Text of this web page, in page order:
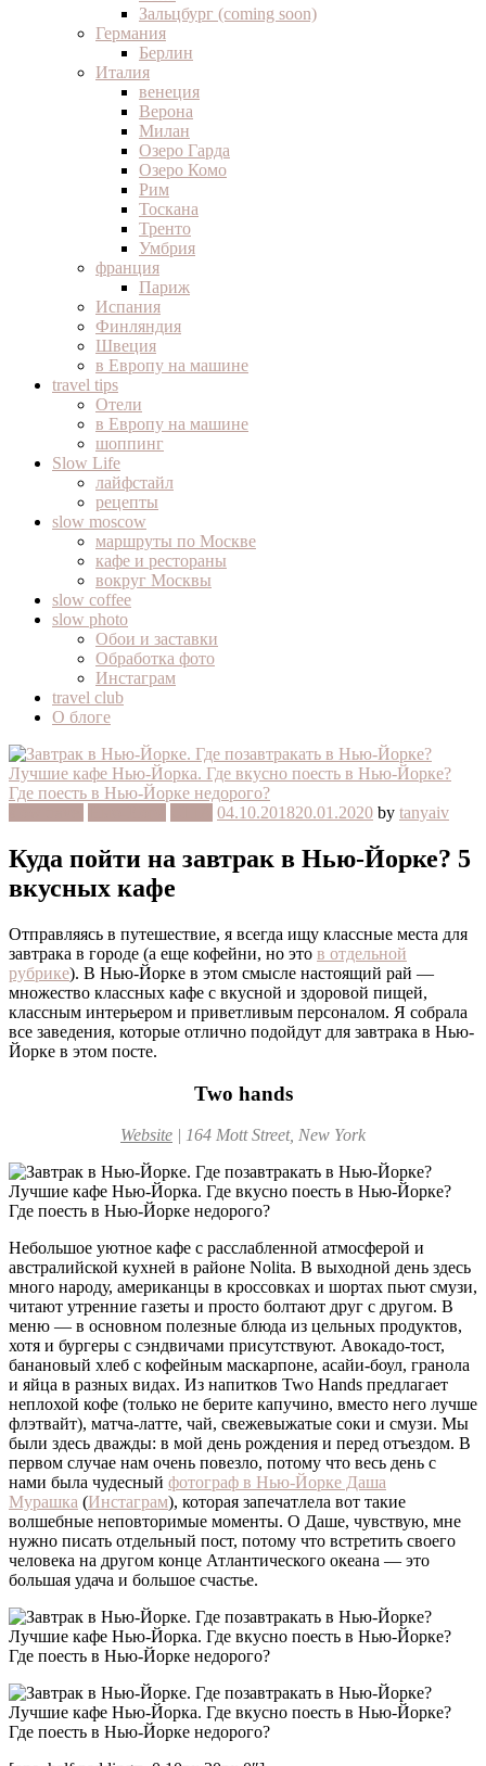
Зальцбург (coming soon)
Германия
Берлин
Италия
венеция
Верона
Милан
Озеро Гарда
Озеро Комо
Рим
Тоскана
Тренто
Умбрия
франция
Париж
Испания
Финляндия
Швеция
в Европу на машине
travel tips
Отели
в Европу на машине
шоппинг
Slow Life
лайфстайл
рецепты
slow moscow
маршруты по Москве
кафе и рестораны
вокруг Москвы
slow coffee
slow photo
Обои и заставки
Обработка фото
Инстаграм
travel club
О блоге
04.10.201820.01.2020 by tanyaiv
Куда пойти на завтрак в Нью-Йорке? 5
вкусных кафе
Отправляясь в путешествие, я всегда ищу классные места для
завтрака в городе (а еще кофейни, но это в отдельной
рубрике). В Нью-Йорке в этом смысле настоящий рай —
множество классных кафе с вкусной и здоровой пищей,
классным интерьером и приветливым персоналом. Я собрала
все заведения, которые отлично подойдут для завтрака в Нью-
Йорке в этом посте.
Two hands
Website | 164 Mott Street, New York
Небольшое уютное кафе с расслабленной атмосферой и
австралийской кухней в районе Nolita. В выходной день здесь
много народу, американцы в кроссовках и шортах пьют смузи,
читают утренние газеты и просто болтают друг с другом. В
меню — в основном полезные блюда из цельных продуктов,
хотя и бургеры с сэндвичами присутствуют. Авокадо-тост,
банановый хлеб с кофейным маскарпоне, асайи-боул, гранола
и яйца в разных видах. Из напитков Two Hands предлагает
неплохой кофе (только не берите капучино, вместо него лучше
флэтвайт), матча-латте, чай, свежевыжатые соки и смузи. Мы
были здесь дважды: в мой день рождения и перед отъездом. В
первом случае нам очень повезло, потому что весь день с
нами была чудесный фотограф в Нью-Йорке Даша
Мурашка (Инстаграм), которая запечатлела вот такие
волшебные неповторимые моменты. О Даше, чувствую, мне
нужно писать отдельный пост, потому что встретить своего
человека на другом конце Атлантического океана — это
большая удача и большое счастье.